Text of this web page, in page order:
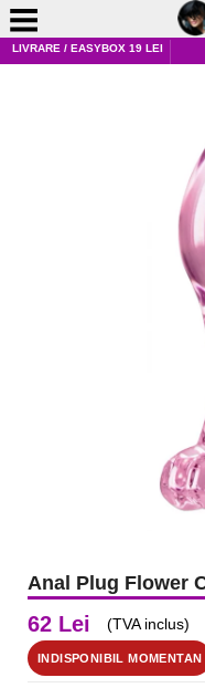
LIVRARE / EASYBOX 19 LEI
Anal Plug Flower
62 Lei (TVA inclus)
INDISPONIBIL MOMENTAN